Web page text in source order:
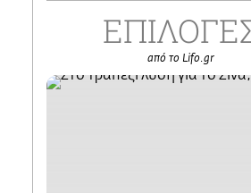
από το Lifo.gr